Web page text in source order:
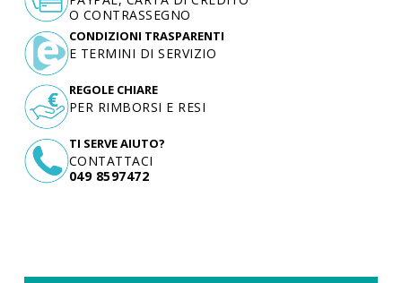
TI SERVE AIUTO?
CONTATTACI
049 8597472
O CONTRASSEGNO
CONDIZIONI TRASPARENTI
E TERMINI DI SERVIZIO
REGOLE CHIARE
PER RIMBORSI E RESI